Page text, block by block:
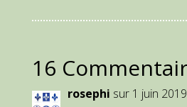
16
rosephi sur 1 juin